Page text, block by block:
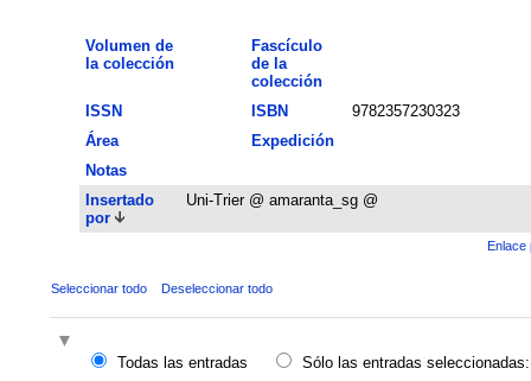
Volumen de
la colección
Fascículo
de la
colección
ISSN
ISBN
9782357230323
Área
Expedición
Notas
Insertado
por
Uni-Trier @ amaranta_sg @
Enlace
Seleccionar todo Deseleccionar todo
Todas las entradas
Sólo las entradas seleccionadas: